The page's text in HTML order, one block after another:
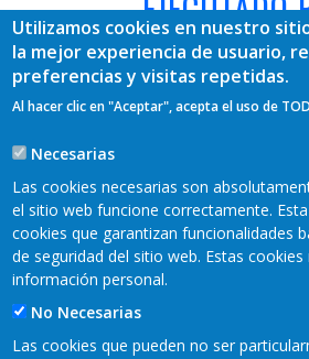
REDES
Utilizamos cookies en nuestro
la mejor experiencia de usuario,
preferencias y visitas repetidas.
Al hacer clic en "Aceptar", acepta el uso de
Necesarias
Las cookies necesarias son
el sitio web funcione correctamente.
cookies que garantizan funcionalidades
de seguridad del sitio web. Estas
información personal.
No Necesarias
Las cookies que pueden no ser